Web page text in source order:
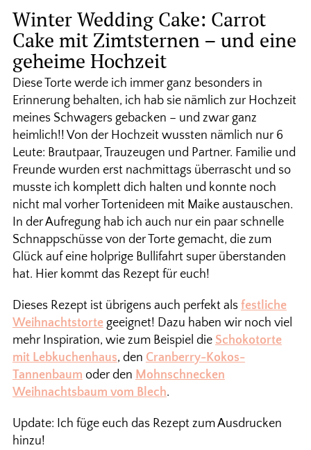
Winter Wedding Cake: Carrot
Cake mit Zimtsternen – und eine
geheime Hochzeit
Diese Torte werde ich immer ganz besonders in
Erinnerung behalten, ich hab sie nämlich zur Hochzeit
meines Schwagers gebacken – und zwar ganz
heimlich!! Von der Hochzeit wussten nämlich nur 6
Leute: Brautpaar, Trauzeugen und Partner. Familie und
Freunde wurden erst nachmittags überrascht und so
musste ich komplett dich halten und konnte noch
nicht mal vorher Tortenideen mit Maike austauschen.
In der Aufregung hab ich auch nur ein paar schnelle
Schnappschüsse von der Torte gemacht, die zum
Glück auf eine holprige Bullifahrt super überstanden
hat. Hier kommt das Rezept für euch!
Dieses Rezept ist übrigens auch perfekt als festliche
Weihnachtstortegeeignet! Dazu haben wir noch viel
mehr Inspiration, wie zum Beispiel die Schokotorte
mit Lebkuchenhaus, den Cranberry-Kokos-
Tannenbaum oder den Mohnschnecken
Weihnachtsbaum vom Blech.
Update: Ich füge euch das Rezept zum Ausdrucken
hinzu!